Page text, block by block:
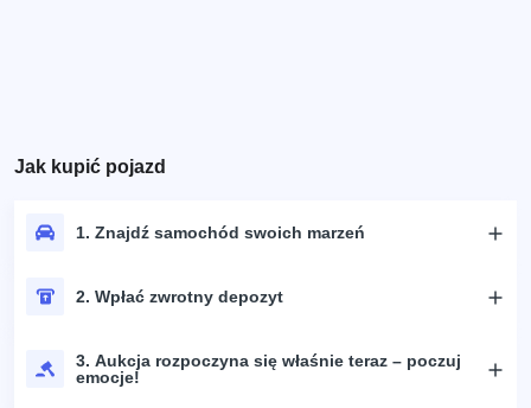
Jak kupić pojazd
1. Znajdź samochód swoich marzeń
2. Wpłać zwrotny depozyt
3. Aukcja rozpoczyna się właśnie teraz – poczuj
emocje!